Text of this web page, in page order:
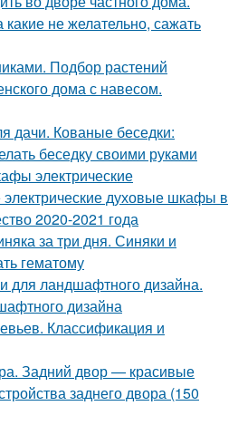
не желательно, сажать
Подбор растений
дома с навесом.
дачи. Кованые беседки:
беседку своими руками
электрические
духовые шкафы в
2020-2021 года
за три дня. Синяки и
гематому
для ландшафтного дизайна.
дизайна
Классификация и
Задний двор — красивые
заднего двора (150